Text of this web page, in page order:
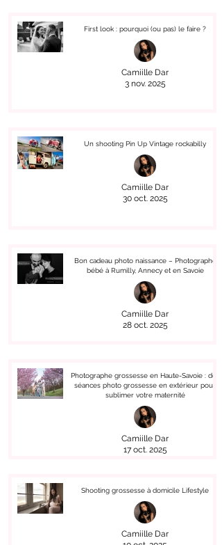
First look : pourquoi (ou pas) le faire ?
Camiille Dar
3 nov. 2025
Un shooting Pin Up Vintage rockabilly
Camiille Dar
30 oct. 2025
Bon cadeau photo naissance – Photographe
bébé à Rumilly, Annecy et en Savoie
Camiille Dar
28 oct. 2025
Photographe grossesse en Haute-Savoie : des
séances photo grossesse en extérieur pour
sublimer votre maternité
Camiille Dar
17 oct. 2025
Shooting grossesse à domicile Lifestyle
Camiille Dar